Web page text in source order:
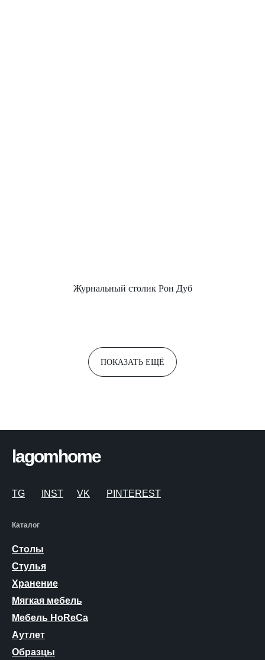
Журнальный столик Рон Дуб
ПОКАЗАТЬ ЕЩЁ
lagomhome
Каталог
Столы
Стулья
Хранение
Мягкая мебель
Мебель HoReCa
Аутлет
Образцы
TG INST VK PINTEREST